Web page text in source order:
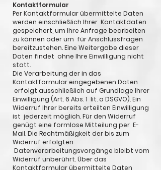
Kontaktformular
Per Kontaktformular übermittelte Daten
werden einschließlich Ihrer Kontaktdaten
gespeichert, um Ihre Anfrage bearbeiten
zu können oder um für Anschlussfragen
bereitzustehen. Eine Weitergabe dieser
Daten findet ohne Ihre Einwilligung nicht
statt.
Die Verarbeitung der in das
Kontaktformular eingegebenen Daten
erfolgt ausschließlich auf Grundlage Ihrer
Einwilligung (Art. 6 Abs. 1 lit. a DSGVO). Ein
Widerruf Ihrer bereits erteilten Einwilligung
ist jederzeit möglich. Für den Widerruf
genügt eine formlose Mitteilung per E-
Mail. Die Rechtmäßigkeit der bis zum
Widerruf erfolgten
Datenverarbeitungsvorgänge bleibt vom
Widerruf unberührt. Über das
Kontaktformular übermittelte Daten